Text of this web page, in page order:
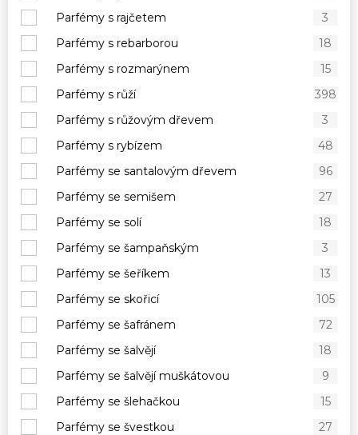
Parfémy s rajčetem
3
Parfémy s rebarborou
18
Parfémy s rozmarýnem
15
Parfémy s růží
398
Parfémy s růžovým dřevem
3
Parfémy s rybízem
48
Parfémy se santalovým dřevem
96
Parfémy se semišem
27
Parfémy se solí
18
Parfémy se šampaňským
3
Parfémy se šeříkem
13
Parfémy se skořicí
105
Parfémy se šafránem
72
Parfémy se šalvějí
18
Parfémy se šalvějí muškátovou
9
Parfémy se šlehačkou
15
Parfémy se švestkou
27